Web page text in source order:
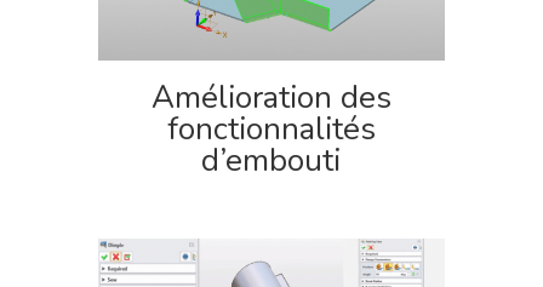
Amélioration des
fonctionnalités
d’embouti